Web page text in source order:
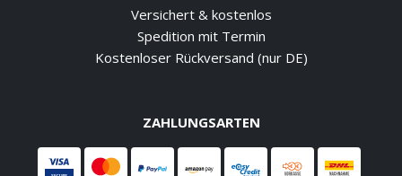
Versichert & kostenlos
Spedition mit Termin
Kostenloser Rückversand (nur DE)
ZAHLUNGSARTEN